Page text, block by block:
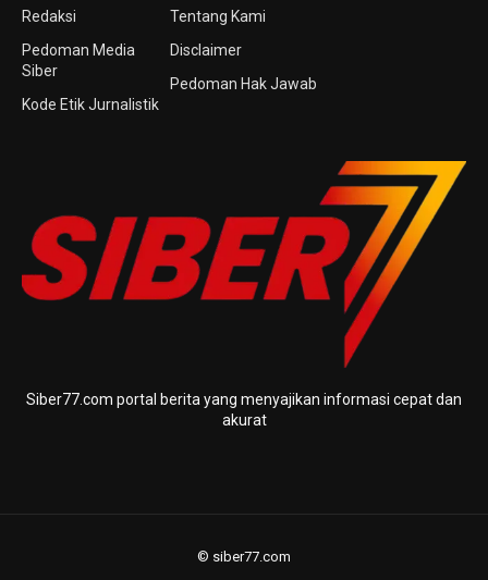
Redaksi
Pedoman Media
Siber
Kode Etik Jurnalistik
Tentang Kami
Disclaimer
Pedoman Hak Jawab
Siber77.com portal berita yang menyajikan informasi cepat dan
akurat
© siber77.com